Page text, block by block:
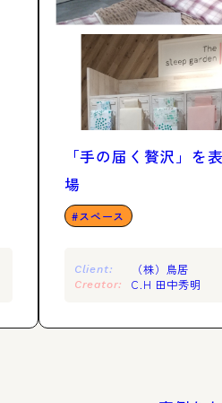
「手の届く贅沢」を
場
スペース
Client: （株）鳥居
Creator: C.H 田中秀明